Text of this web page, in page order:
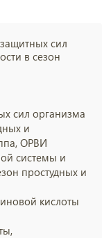
сил
в сезон
сил организма
и
ОРВИ
системы и
простудных и
кислоты